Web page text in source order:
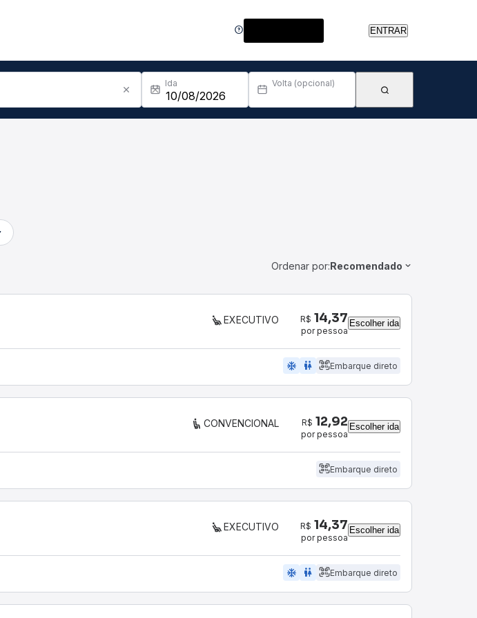
ENTRAR
Ida Volta (opcional)
Ordenar por:Recomendado
EXECUTIVO R$ 14,37
por pessoa
Escolher ida
ac_unit wc Embarque direto
CONVENCIONAL R$ 12,92
por pessoa
Escolher ida
Embarque direto
EXECUTIVO R$ 14,37
por pessoa
Escolher ida
ac_unit wc Embarque direto